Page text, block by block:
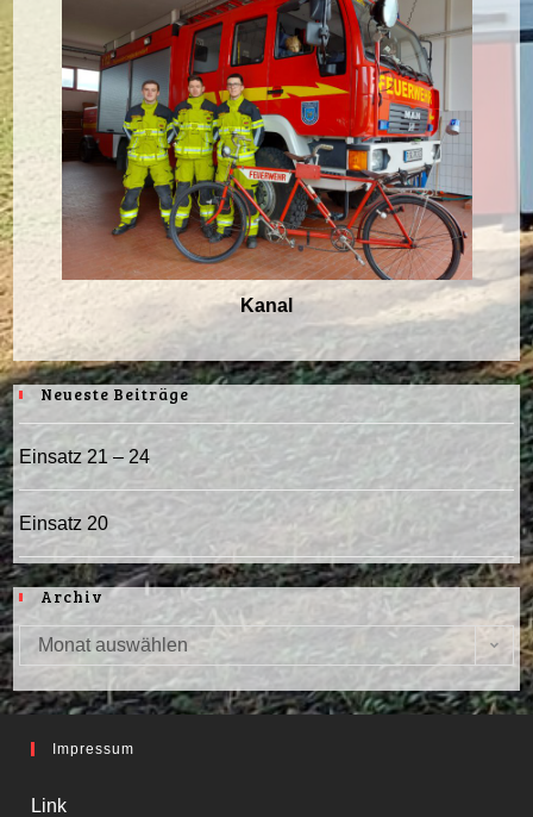
Kanal
Neueste Beiträge
Einsatz 21 – 24
Einsatz 20
Archiv
Archiv
Monat auswählen
Impressum
Link